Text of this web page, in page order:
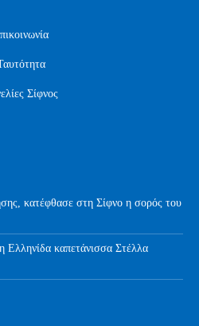
Σίφνος
κατέφθασε στη Σίφνο η σορός του
Ελληνίδα καπετάνισσα Στέλλα